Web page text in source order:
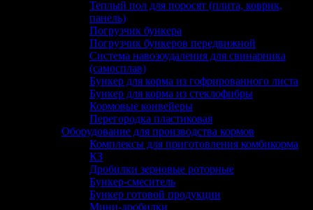
Теплый пол для поросят (плита, коврик,
панель)
Погрузчик бункера
Погрузчик бункеров передвижной
Система навозоудаления для свинарника
(самосплав)
Бункер для корма из гофрированного листа
Бункер для корма из стеклофибры
Кормовые конвейеры
Перегородка пластиковая
Оборудование для производства кормов
Комплексы для приготовления комбикорма
КЗ
Дробилки зерновые роторные
Бункер-смеситель
Бункер готовой продукции
Мини-дробилки